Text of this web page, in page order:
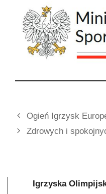
Ogień Igrzysk
Zdrowych i
Igrzyska